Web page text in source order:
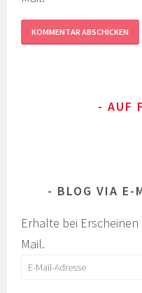
AUF
BLOG VIA E-
Erhalte bei
Mail.
E-